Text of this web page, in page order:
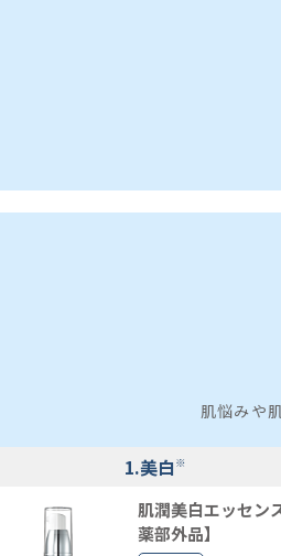
肌悩みや
1.美白 ※
肌潤美白エッセン
薬部外品】